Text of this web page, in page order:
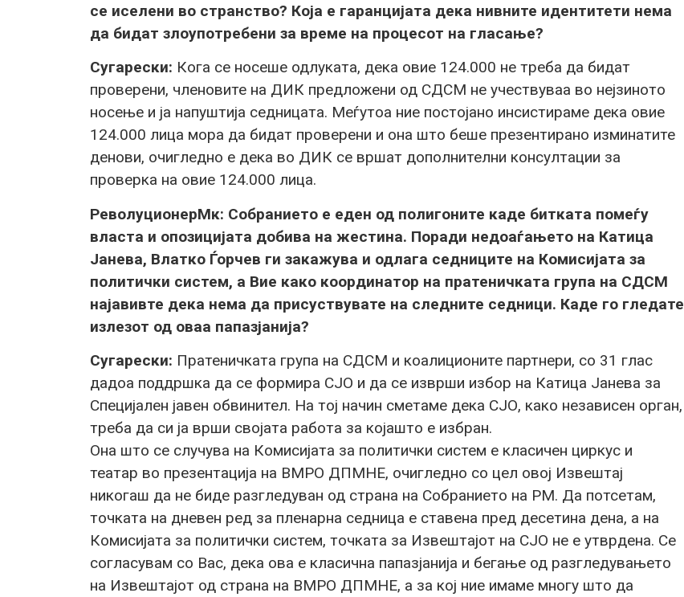
се иселени во странство? Која е гаранцијата дека нивните идентитети нема
да бидат злоупотребени за време на процесот на гласање?
Сугарески: Кога се носеше одлуката, дека овие 124.000 не треба да бидат
проверени, членовите на ДИК предложени од СДСМ не учествуваа во нејзиното
носење и ја напуштија седницата. Меѓутоа ние постојано инсистираме дека овие
124.000 лица мора да бидат проверени и она што беше презентирано изминатите
денови, очигледно е дека во ДИК се вршат дополнителни консултации за
проверка на овие 124.000 лица.
РеволуционерМк: Собранието е еден од полигоните каде битката помеѓу
власта и опозицијата добива на жестина. Поради недоаѓањето на Катица
Јанева, Влатко Ѓорчев ги закажува и одлага седниците на Комисијата за
политички систем, а Вие како координатор на пратеничката група на СДСМ
најавивте дека нема да присуствувате на следните седници. Каде го гледате
излезот од оваа папазјанија?
Сугарески: Пратеничката група на СДСМ и коалиционите партнери, со 31 глас
дадоа поддршка да се формира СЈО и да се изврши избор на Катица Јанева за
Специјален јавен обвинител. На тој начин сметаме дека СЈО, како независен орган,
треба да си ја врши својата работа за којашто е избран.
Она што се случува на Комисијата за политички систем е класичен циркус и
театар во презентација на ВМРО ДПМНЕ, очигледно со цел овој Извештај
никогаш да не биде разгледуван од страна на Собранието на РМ. Да потсетам,
точката на дневен ред за пленарна седница е ставена пред десетина дена, а на
Комисијата за политички систем, точката за Извештајот на СЈО не е утврдена. Се
согласувам со Вас, дека ова е класична папазјанија и бегање од разгледувањето
на Извештајот од страна на ВМРО ДПМНЕ, а за кој ние имаме многу што да